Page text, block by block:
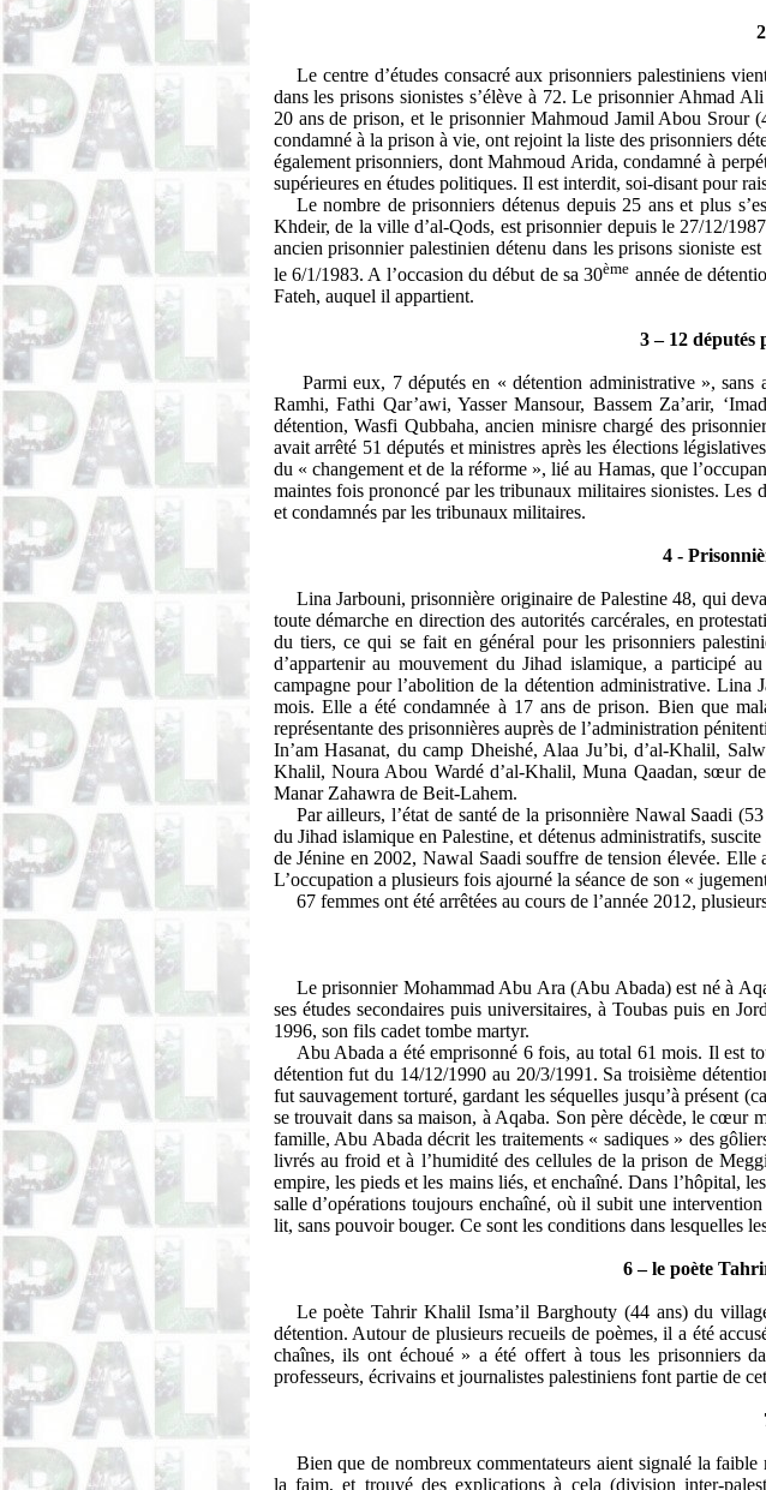
Le centre d’études consacré aux prisonniers palestiniens
dans les prisons sionistes s’élève à 72. Le prisonnier Ahmad Ali
20 ans de prison, et le prisonnier Mahmoud Jamil Abou Srour
condamné à la prison à vie, ont rejoint la liste des prisonniers
également prisonniers, dont Mahmoud Arida, condamné à
supérieures en études politiques. Il est interdit, soi-disant pour
Le nombre de prisonniers détenus depuis 25 ans et plus
Khdeir, de la ville d’al-Qods, est prisonnier depuis le 27/12/
ancien prisonnier palestinien détenu dans les prisons sioniste
le 6/1/1983. A l’occasion du début de sa 30ème année de
Fateh, auquel il appartient.
3 – 12 députés
Parmi eux, 7 députés en « détention administrative », sans
Ramhi, Fathi Qar’awi, Yasser Mansour, Bassem Za’arir,
détention, Wasfi Qubbaha, ancien minisrechargé des
avait arrêté 51 députés et ministres après les élections
du « changement et de la réforme », lié au Hamas, que
maintes fois prononcé par les tribunaux militaires sionistes. Les
et condamnés par les tribunaux militaires.
4 -
Lina Jarbouni, prisonnière originaire de Palestine 48, qui
toute démarche en direction des autorités carcérales, en
du tiers, ce qui se fait en général pour les prisonniers
d’appartenir au mouvement du Jihad islamique, a participé
campagne pour l’abolition de la détention administrative. Lina
mois. Elle a été condamnée à 17 ans de prison. Bien que
représentante des prisonnières auprès de l’administration
In’am Hasanat, du camp Dheishé, Alaa Ju’bi, d’al-Khalil,
Khalil,Noura Abou Wardéd’al-Khalil,Muna Qaadan, sœur de
Manar Zahawra de Beit-Lahem.
Par ailleurs, l’état de santé de la prisonnière Nawal Saadi
du Jihad islamique en Palestine, et détenus administratifs,
deJénine en 2002, Nawal Saadi souffre de tension élevée.
L’occupation a plusieurs fois ajourné la séance de son «
67 femmes ont été arrêtées au cours de l’année 2012,
Le prisonnier Mohammad Abu Ara (Abu Abada) est né à
ses études secondaires puis universitaires, àToubas puis en
1996, son fils cadet tombe martyr.
Abu Abada a été emprisonné 6 fois, au total 61 mois. Il est
détention fut du 14/12/1990 au 20/3/1991. Sa troisième
fut sauvagement torturé, gardant les séquelles jusqu’à présent
se trouvait dans sa maison, à Aqaba. Son père décède, le cœur
famille, Abu Abada décrit les traitements « sadiques » des
livrés au froid et à l’humidité des cellules de la prison de
empire, les pieds et les mains liés, et enchaîné. Dans l’hôpital,
salle d’opérations toujours enchaîné, où il subit une
lit, sans pouvoir bouger. Ce sont les conditions dans lesquelles
6 – le poète
Le poèteTahrirKhalil Isma’il Barghouty(44 ans) du
détention. Autour de plusieurs recueils de poèmes, il a été
chaînes, ils ont échoué » a été offert à tous les prisonniers
professeurs, écrivains et journalistes palestiniens font partie de
Bien que de nombreux commentateurs aient signalé la
la faim, et trouvé des explications à cela (division inter-